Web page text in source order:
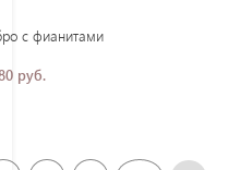
с фианитами
руб.